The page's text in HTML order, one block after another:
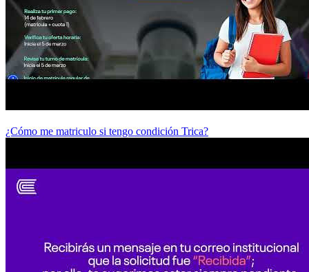
¿Cómo me matriculo si tengo condición Trica?